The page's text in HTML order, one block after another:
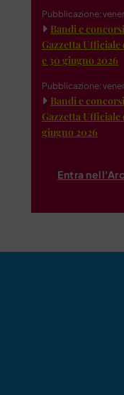
Pubblicazione:
Bandi e
Gazzetta Ufficiale
e 30 giugno 2026
Pubblicazione:
Bandi e
Gazzetta Ufficiale
giugno 2026
Entra